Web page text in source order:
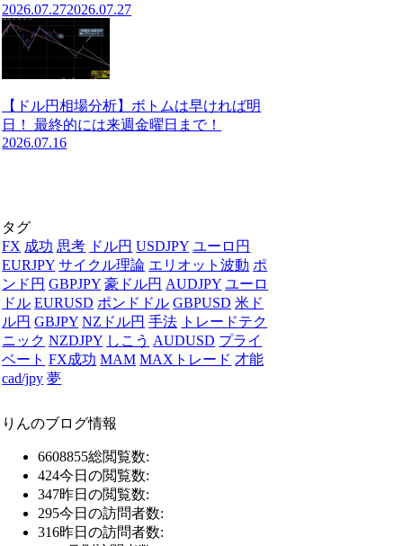
2026.07.272026.07.27
【ドル円相場分析】ボトムは早ければ明
日！ 最終的には来週金曜日まで！
2026.07.16
タグ
FX 成功 思考 ドル円 USDJPY ユーロ円
EURJPY サイクル理論 エリオット波動 ポ
ンド円 GBPJPY 豪ドル円 AUDJPY ユーロ
ドル EURUSD ポンドドル GBPUSD 米ド
ル円 GBJPY NZドル円 手法 トレードテク
ニック NZDJPY しこう AUDUSD プライ
ベート FX成功 MAM MAXトレード 才能
cad/jpy 夢
りんのブログ情報
6608855総閲覧数:
424今日の閲覧数:
347昨日の閲覧数:
295今日の訪問者数:
316昨日の訪問者数: